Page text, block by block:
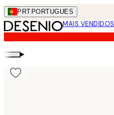
Skip
to
main
content.
PRT PORTUGUES
MAIS VENDIDOS
▸